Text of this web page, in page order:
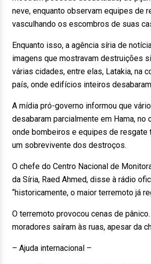
neve, enquanto observam equipes de
vasculhando os escombros de suas
Enquanto isso, a agência síria de
imagens que mostravam destruições
várias cidades, entre elas, Latakia, na
país, onde edifícios inteiros
A mídia pró-governo informou que
desabaram parcialmente em Hama, no
onde bombeiros e equipes de resgate
um sobrevivente dos destroços.
O chefe do Centro Nacional de
da Síria, Raed Ahmed, disse à rádio
“historicamente, o maior terremoto já
O terremoto provocou cenas de
moradores saíram às ruas, apesar da
– Ajuda internacional –